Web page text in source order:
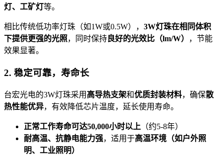
灯、工矿灯等。
相比传统低功率灯珠（如1W或0.5W）， 3W灯珠在相同体积
下提供更强的光照，同时保持 良好的光效比（lm/W）
，节能
效果显著。
2. 稳定可靠，寿命长
台宏光电的3W灯珠采用 高导热支架和优质封装材料，确保散
热性能优异，有效降低芯片温度，延长使用寿命。
正常工作寿命可达50,000小时以上 （约5-8年）
耐高温、抗静电能力强，适用于高温环境（如户外照
明、工业照明）